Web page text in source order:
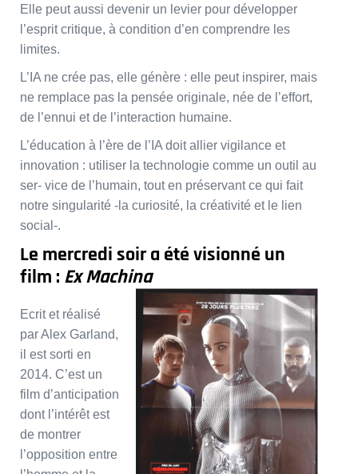
Elle peut aussi devenir un levier pour développer
l’esprit critique, à condition d’en comprendre les
limites.
L’IA ne crée pas, elle génère : elle peut inspirer, mais
ne remplace pas la pensée originale, née de l’effort,
de l’ennui et de l’interaction humaine.
L’éducation à l’ère de l’IA doit allier vigilance et
innovation : utiliser la technologie comme un outil au
ser- vice de l’humain, tout en préservant ce qui fait
notre singularité -la curiosité, la créativité et le lien
social-.
Le mercredi soir a été visionné un
film : Ex Machina
Ecrit et réalisé
par Alex Garland,
il est sorti en
2014. C’est un
film d’anticipation
dont l’intérêt est
de montrer
l’opposition entre